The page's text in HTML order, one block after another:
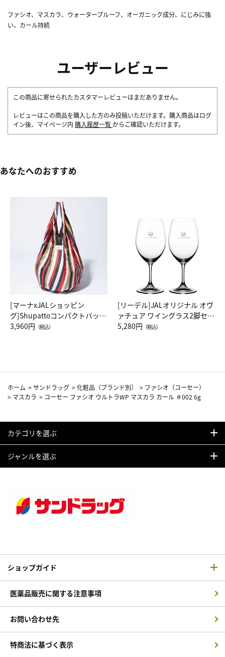
ファシオ、マスカラ、ウォータープルーフ、オーガニック成分、にじみに強
い、カール持続
ユーザーレビュー
この商品に寄せられたカスタマーレビューはまだありません。
レビューはこの商品を購入した方のみ投稿いただけます。購入商品はログ
イン後、マイページ内 購入履歴一覧 からご確認いただけます。
あなたへのおすすめ
[マーナxJALショッピン
グ]Shupattoコンパクトバッグ
Drop JAL客室乗務員（LC）ス
3,960円 （税込）
[リーデル]JALオリジナル オヴ
ァチュア ワイングラス2脚セッ
ト（レッドワイン）
5,280円 （税込）
ホーム >サンドラッグ >化粧品（ブランド別） > ファシオ（コーセー）
> マスカラ > コーセー ファシオ ウルトラWP マスカラ カール ＃002 6g
カテゴリを選ぶ
ジャンルを選ぶ
ショップガイド
医薬品販売に関する注意事項
お問い合わせ先
特商法に基づく表示